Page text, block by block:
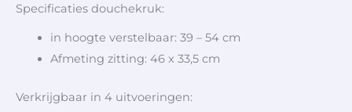
Specificaties douchekruk:
in hoogte verstelbaar: 39 – 54 cm
Afmeting zitting: 46 x 33,5 cm
Verkrijgbaar in 4 uitvoeringen: